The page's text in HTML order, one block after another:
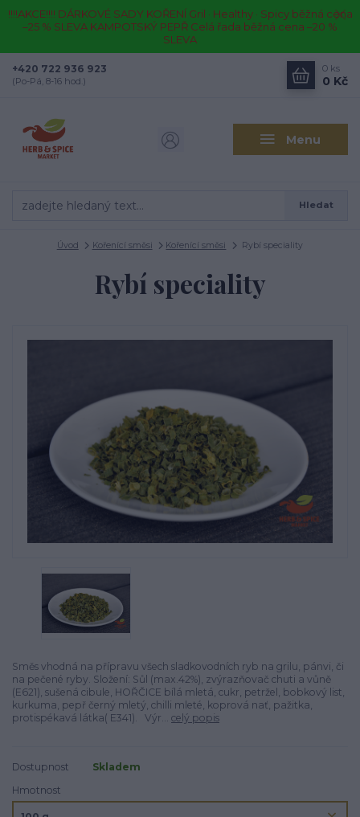
!!!!AKCE!!!! DÁRKOVÉ SADY KOŘENÍ Gril · Healthy · Spicy běžná cena
–25 % SLEVA KAMPOTSKÝ PEPŘ Celá řada běžná cena –20 %
SLEVA
Menu
Hledat
+420 722 936 923
(Po-Pá, 8-16 hod.)
0 ks
0 Kč
Úvod Kořenící směsi Kořenící směsi Rybí speciality
Rybí speciality
Směs vhodná na přípravu všech sladkovodních ryb na grilu, pánvi, či
na pečené ryby. Složení: Sůl (max.42%), zvýrazňovač chuti a vůně
(E621), sušená cibule, HOŘČICE bílá mletá, cukr, petržel, bobkový list,
kurkuma, pepř černý mletý, chilli mleté, koprová nať, pažitka,
protispékavá látka( E341). Výr... celý popis
Dostupnost
Skladem
Hmotnost